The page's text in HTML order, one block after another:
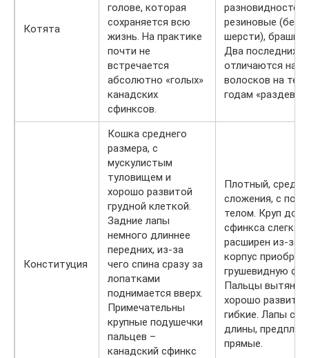
Котята
голове, которая
сохраняется всю
жизнь. На практике
почти не
встречается
абсолютно «голых»
канадских
сфинксов.
разновидностей:
резиновые (без
шерсти), браши
Два последних
отличаются
волосков на
годам
Конституция
Кошка среднего
размера, с
мускулистым
туловищем и
хорошо развитой
грудной клеткой.
Задние лапы
немного длиннее
передних, из-за
чего спина сразу за
лопатками
поднимается вверх.
Примечательны
крупные подушечки
пальцев –
канадский сфинкс
Плотный,
сложения, с
телом. Круп
сфинкса слегка
расширен из-за
корпус приобрел
грушевидную
Пальцы
хорошо
гибкие. Лапы
длины,
прямые.